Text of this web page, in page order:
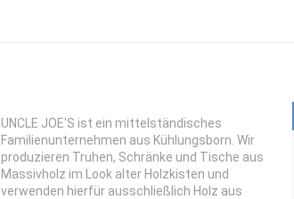
UNCLE JOE'S ist ein mittelständisches
Familienunternehmen aus Kühlungsborn. Wir
produzieren Truhen, Schränke und Tische aus
Massivholz im Look alter Holzkisten und
verwenden hierfür ausschließlich Holz aus